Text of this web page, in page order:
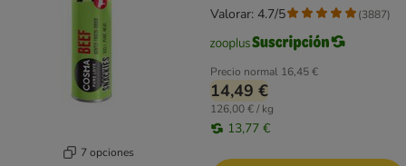
7 opciones
Precio normal 16,45 €
14,49 €
126,00 € / kg
13,77 €
Valorar: 4.7/5 (3887)